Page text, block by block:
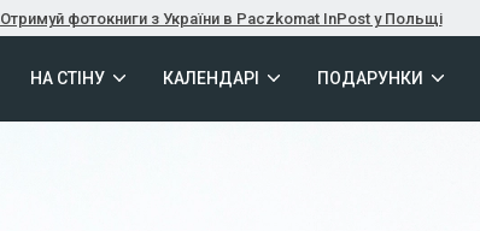
Отримуй фотокниги з України в Paczkomat InPost у Польщі
НА СТІНУ КАЛЕНДАРІ ПОДАРУНКИ